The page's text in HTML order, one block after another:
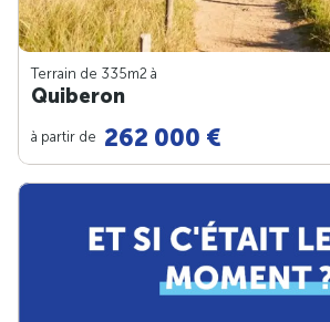
Terrain de 335m2 à
Quiberon
à partir de 262 000 €